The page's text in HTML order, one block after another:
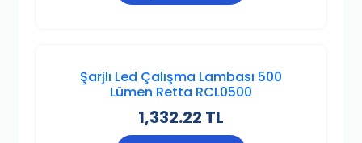
Şarjlı Led Çalışma Lambası 500
Lümen Retta RCL0500
1,332.22 TL